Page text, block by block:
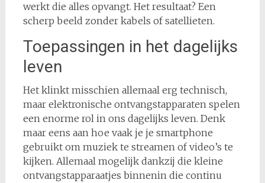
werkt die alles opvangt. Het resultaat? Een
scherp beeld zonder kabels of satellieten.
Toepassingen in het dagelijks
leven
Het klinkt misschien allemaal erg technisch,
maar elektronische ontvangstapparaten spelen
een enorme rol in ons dagelijks leven. Denk
maar eens aan hoe vaak je je smartphone
gebruikt om muziek te streamen of video’s te
kijken. Allemaal mogelijk dankzij die kleine
ontvangstapparaatjes binnenin die continu